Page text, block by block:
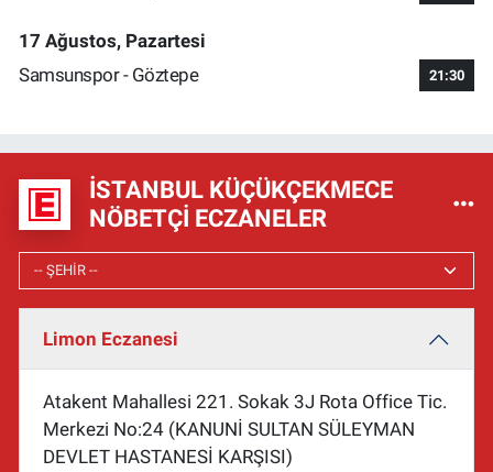
17 Ağustos, Pazartesi
Samsunspor - Göztepe
21:30
İSTANBUL KÜÇÜKÇEKMECE
NÖBETÇI ECZANELER
Limon Eczanesi
Atakent Mahallesi 221. Sokak 3J Rota Office Tic.
Merkezi No:24 (KANUNİ SULTAN SÜLEYMAN
DEVLET HASTANESİ KARŞISI)